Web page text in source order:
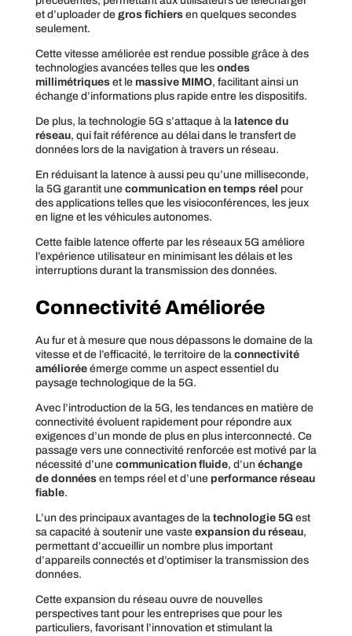
et d’uploader de gros fichiersen quelques secondes
seulement.
Cette vitesse améliorée est rendue possible grâce à des
technologies avancées telles que les ondes
millimétriqueset le massive MIMO, facilitant ainsi un
échange d’informations plus rapide entre les dispositifs.
De plus, la technologie 5G s’attaque à la latence du
réseau, qui fait référence au délai dans le transfert de
données lors de la navigation à travers un réseau.
En réduisant la latence à aussi peu qu’une milliseconde,
la 5G garantit une communication en temps réel pour
des applications telles que les visioconférences, les jeux
en ligne et les véhicules autonomes.
Cette faible latence offerte par les réseaux 5G améliore
l’expérience utilisateur en minimisant les délais et les
interruptions durant la transmission des données.
Connectivité Améliorée
Au fur et à mesure que nous dépassons le domaine de la
vitesse et de l’efficacité, le territoire de la connectivité
amélioréeémerge comme un aspect essentiel du
paysage technologique de la 5G.
Avec l’introduction de la 5G, les tendances en matière de
connectivité évoluent rapidement pour répondre aux
exigences d’un monde de plus en plus interconnecté. Ce
passage vers une connectivité renforcée est motivé par la
nécessité d’une communication fluide, d’un échange
de donnéesen temps réel et d’une performance réseau
fiable.
L’un des principaux avantages de la technologie 5Gest
sa capacité à soutenir une vaste expansion du réseau,
permettant d’accueillir un nombre plus important
d’appareils connectés et d’optimiser la transmission des
données.
Cette expansion du réseau ouvre de nouvelles
perspectives tant pour les entreprises que pour les
particuliers, favorisant l’innovation et stimulant la